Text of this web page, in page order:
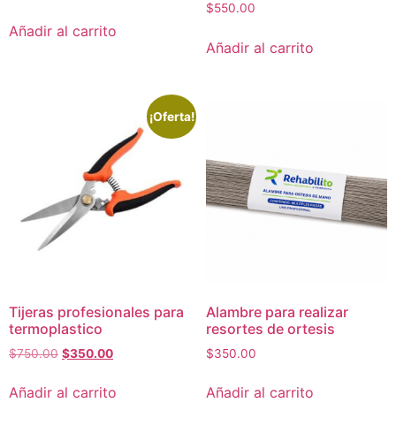
Añadir al carrito
$550.00
Añadir al carrito
¡Oferta!
Tijeras profesionales para
termoplastico
$750.00 $350.00
Añadir al carrito
Alambre para realizar
resortes de ortesis
$350.00
Añadir al carrito